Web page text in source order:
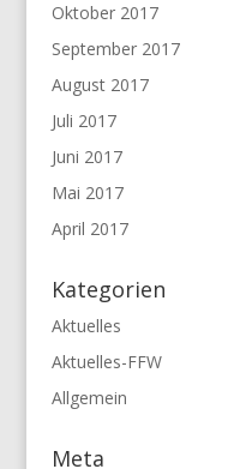
Oktober 2017
September 2017
August 2017
Juli 2017
Juni 2017
Mai 2017
April 2017
Kategorien
Aktuelles
Aktuelles-FFW
Allgemein
Meta